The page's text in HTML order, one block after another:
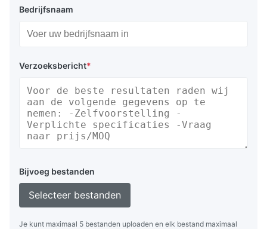
Bedrijfsnaam
Verzoeksbericht*
Bijvoeg bestanden
Selecteer bestanden
Je kunt maximaal 5 bestanden uploaden en elk bestand maximaal